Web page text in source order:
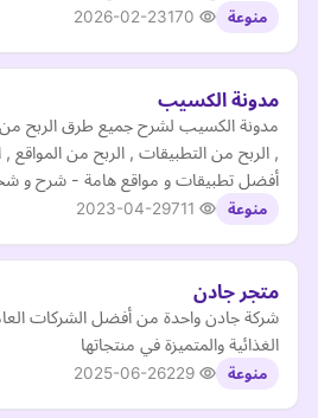
منوعة 2026-02-23
مدونة الكسيب
مدونة الكسيب لشرح جميع طرق الربح من
, الربح من التطبيقات , الربح من المواقع
أفضل تطبيقات و مواقع هامة - شرح و
منوعة 2023-04-29
متجر جادن
شركة جادن واحدة من أفضل الشركات
الغذائية والمتميزة في منتجاتها
منوعة 2025-06-26